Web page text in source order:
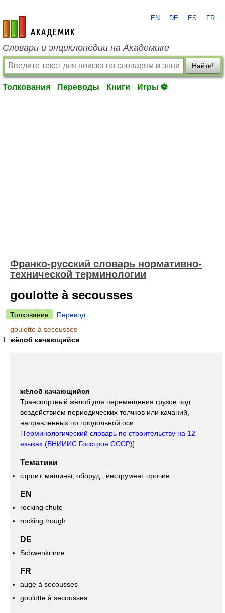
academic.ru
EN DE ES FR
Словари и энциклопедии на Академике
Найти!
Толкования Переводы Книги Игры ⚽
Франко-русский словарь нормативно-
технической терминологии
goulotte à secousses
Толкование
Перевод
goulotte à secousses
жёлоб качающийся
жёлоб качающийся
Транспортный жёлоб для перемещения грузов под
воздействием периодических толчков или качаний,
направленных по продольной оси
[Терминологический словарь по строительству на 12
языках (ВНИИИС Госстроя СССР)]
Тематики
строит. машины, оборуд., инструмент прочие
EN
rocking chute
rocking trough
DE
Schwenkrinne
FR
auge à secousses
goulotte à secousses